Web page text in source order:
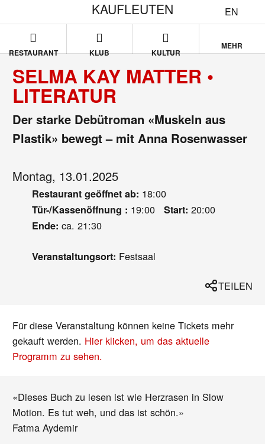
EN
KAUFLEUTEN
RESTAURANT KLUB KULTUR
MEHR
SELMA KAY MATTER •
LITERATUR
Der starke Debütroman «Muskeln aus
Plastik» bewegt – mit Anna Rosenwasser
Montag, 13.01.2025
Restaurant geöffnet ab: 18:00
Tür-/Kassenöffnung : 19:00 Start: 20:00
Ende: ca. 21:30
Veranstaltungsort: Festsaal
TEILEN
Für diese Veranstaltung können keine Tickets mehr
gekauft werden. Hier klicken, um das aktuelle
Programm zu sehen.
«Dieses Buch zu lesen ist wie Herzrasen in Slow
Motion. Es tut weh, und das ist schön.»
Fatma Aydemir